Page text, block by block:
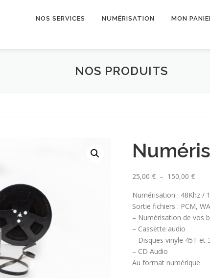
NOS SERVICES NUMÉRISATION MON
NOS PRODUITS
25,00€ – 150,00€P
a
g
e
e
r
Numérisation : 48Khz /
Sortie fichiers : PCM,
– Numérisation de vos
– Cassette audio
– Disques vinyle 45T et
– CD Audio
Au format numérique